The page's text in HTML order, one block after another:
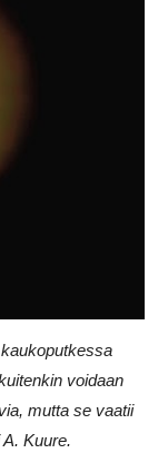
voidaan
mutta se vaatii
Kuure.